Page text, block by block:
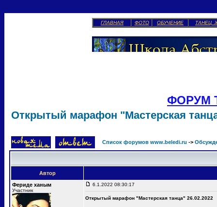
ГЛАВНАЯ ФОТО ОБУЧЕНИЕ ТАНЕЦ
ФОРУМ
Открытый марафон "Мастерская
Список форумов www.beledi.ru ->
Автор
Фериде ханым
Участник
6.1.2022 08:30:17
Открытый марафон "Мастерская танца" 26.02.2022